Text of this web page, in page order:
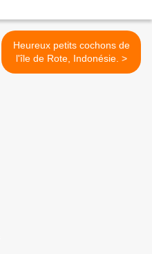
Heureux petits cochons de
l'île de Rote, Indonésie. >